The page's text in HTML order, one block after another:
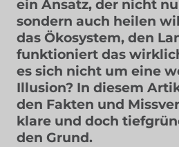
ein Ansatz, der nicht
sondern auch heilen
das Ökosystem, den
funktioniert das
es sich nicht um eine
Illusion? In diesem
den Fakten und
klare und doch
den Grund.